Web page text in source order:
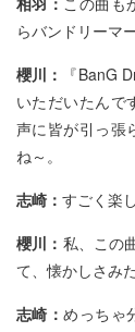
らバンドリーマ
櫻川：
『BanG
いただいたんで
声に皆が引っ張
ね～。
志崎： すごく楽
櫻川： 私、この
て、懐かしさみ
志崎：めっちゃ